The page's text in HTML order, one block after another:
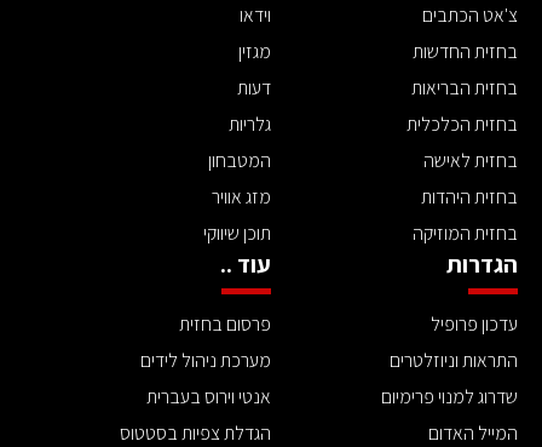
צ'אט הכתבים
בחזית החדשות
בחזית הבריאות
בחזית הכלכלית
בחזית לאישה
בחזית היהדות
בחזית המוזיקה
וידאו
מגזין
דעות
גלריות
המטבחון
מזג אוויר
תוכן שיווקי
הגדרות
עדכון פרופיל
התראות וניוזלטרים
שדרוג למנוי פרימיום
המייל האדום
עוד ..
פרסום בחזית
מערכת ניהול לידים
אנטי וירוס בעברית
הגדלת צפיות בסטטוס